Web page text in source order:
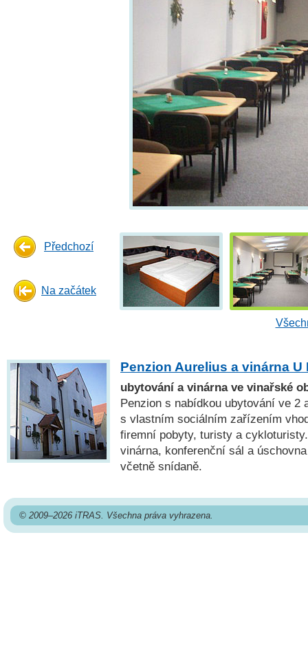
Předchozí
Na začátek
Penzion Aurelius a vinárna U
ubytování a vinárna ve vinařské
Penzion s nabídkou ubytování ve 2
s vlastním sociálním zařízením
firemní pobyty, turisty a
vinárna, konferenční sál a
včetně snídaně.
© 2009–2026 iTRAS. Všechna práva vyhrazena.